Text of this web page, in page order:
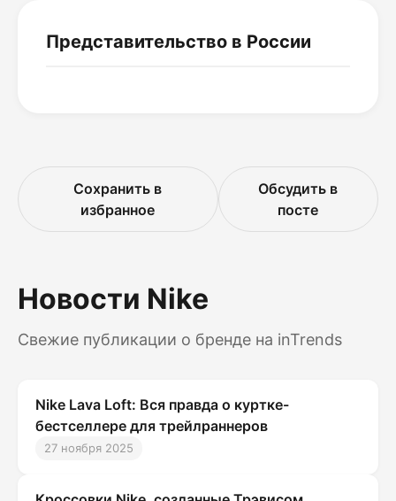
Представительство в России
Сохранить в
избранное
Обсудить в
посте
Новости Nike
Свежие публикации о бренде на inTrends
Nike Lava Loft: Вся правда о куртке-
бестселлере для трейлраннеров
27 ноября 2025